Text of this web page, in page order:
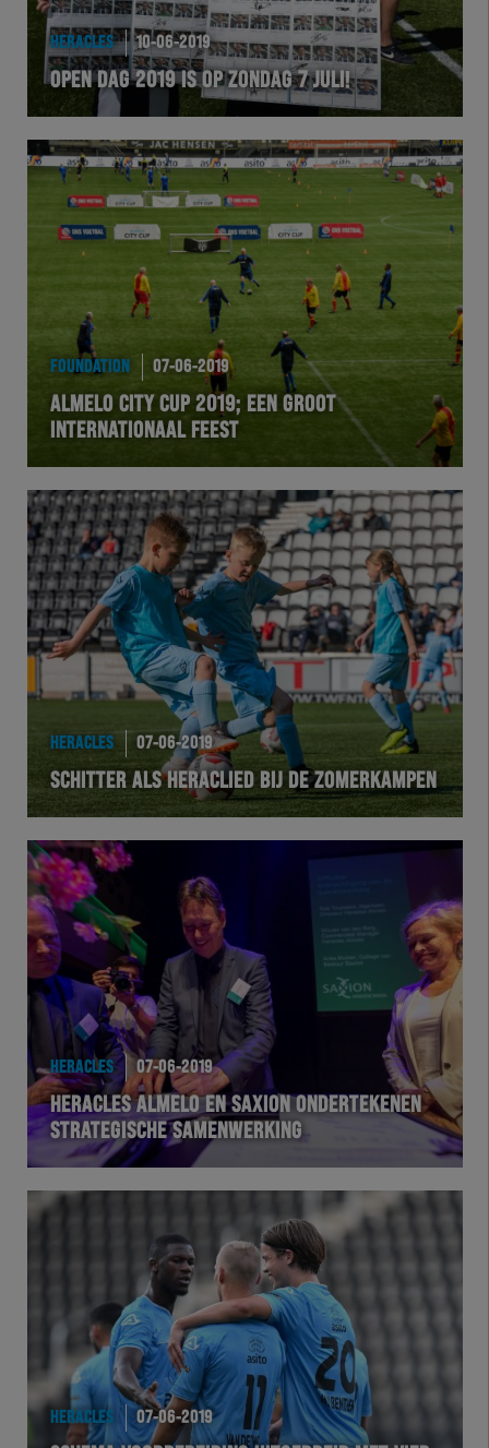
HERACLES 10-06-2019
OPEN DAG 2019 IS OP ZONDAG 7 JULI!
FOUNDATION 07-06-2019
ALMELO CITY CUP 2019; EEN GROOT
INTERNATIONAAL FEEST
HERACLES 07-06-2019
SCHITTER ALS HERACLIED BIJ DE ZOMERKAMPEN
HERACLES 07-06-2019
HERACLES ALMELO EN SAXION ONDERTEKENEN
STRATEGISCHE SAMENWERKING
HERACLES 07-06-2019